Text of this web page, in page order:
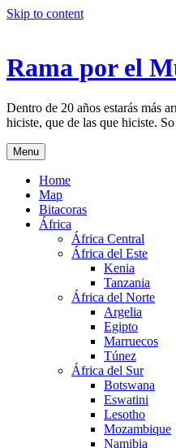
Skip to content
Rama por el
Dentro de 20 años estarás más
hiciste, que de las que hiciste.
Menu
Home
Map
Bitacoras
África
África Central
África del Este
Kenia
Tanzania
África del Norte
Argelia
Egipto
Marruecos
Túnez
África del Sur
Botswana
Eswatini
Lesotho
Mozambique
Namibia